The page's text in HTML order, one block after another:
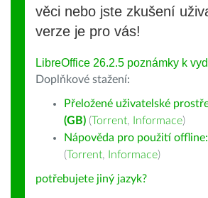
věci nebo jste zkušení
verze je pro vás!
LibreOffice 26.2.5 poznámky k
Doplňkové stažení:
Přeložené uživatelské
(GB) (Torrent, Informace)
Nápověda pro použití offline:
(Torrent, Informace)
potřebujete jiný jazyk?